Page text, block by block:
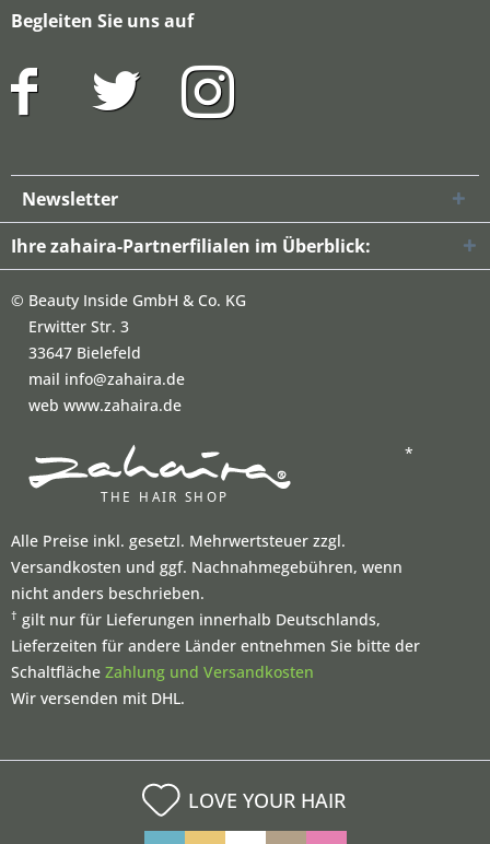
Begleiten Sie uns auf
Newsletter
Ihre zahaira-Partnerfilialen im Überblick:
© Beauty Inside GmbH & Co. KG
Erwitter Str. 3
33647 Bielefeld
mail info@zahaira.de
web www.zahaira.de
*
Alle Preise inkl. gesetzl. Mehrwertsteuer zzgl.
Versandkosten und ggf. Nachnahmegebühren, wenn
nicht anders beschrieben.
† gilt nur für Lieferungen innerhalb Deutschlands,
Lieferzeiten für andere Länder entnehmen Sie bitte der
Schaltfläche Zahlung und Versandkosten
Wir versenden mit DHL.
LOVE YOUR HAIR